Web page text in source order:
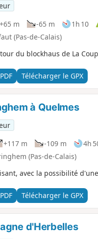
+65 m -65 m 1h 10
(Pas-de-Calais)
du blockhaus de La
Télécharger le GPX
à Quelmes
+117 m -109 m 4h
(Pas-de-Calais)
avec la possibilité
Télécharger le GPX
d'Herbelles